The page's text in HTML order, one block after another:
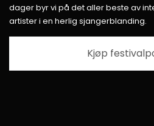
dager byr vi på det aller beste av
artister i en herlig sjangerblanding.
Kjøp